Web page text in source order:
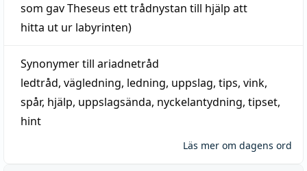
som gav Theseus ett trådnystan till hjälp att
hitta ut ur labyrinten)
Synonymer till ariadnetråd
ledtråd, vägledning, ledning, uppslag, tips, vink,
spår, hjälp, uppslagsända, nyckelantydning, tipset,
hint
Läs mer om dagens ord